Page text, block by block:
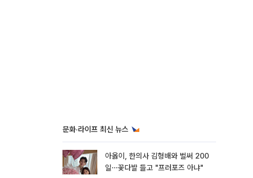
문화·라이프 최신 뉴스
아옳이, 한의사 김형배와 벌써 200
일⋯꽃다발 들고 "프러포즈 아냐"